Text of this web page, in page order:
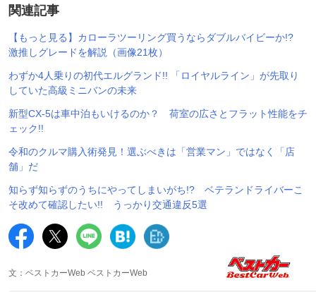
関連記事
【もっと見る】カローラツーリング買うならダブルバイビーか!?
激推しグレードを解説（画像21枚）
わずか4人乗りの初代エルグランド!! 「ロイヤルライン」が先取り
していた高級ミニバンの未来
新型CX-5は車中泊もいけるのか？ 荷室の広さとフラット性能をチ
ェック!!
令和のクルマ購入術発見！選ぶべきは「営業マン」ではなく「店
舗」だ
知らず知らずのうちにやってしまいがち!? ベテランドライバーこ
そ改めて確認したい!! うっかり交通違反5選
文：ベストカーWeb ベストカーWeb